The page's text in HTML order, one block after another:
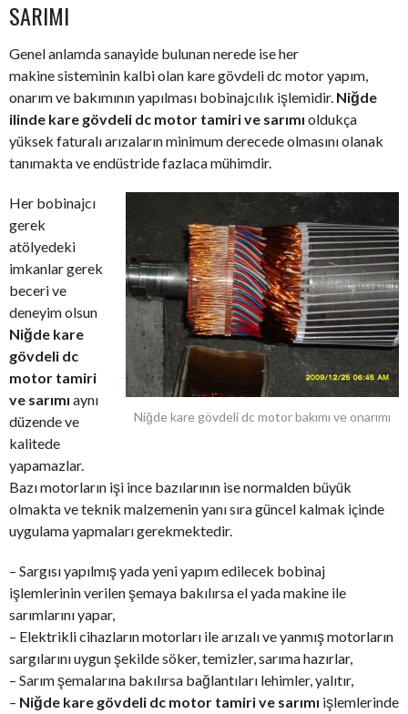
SARIMI
Genel anlamda sanayide bulunan nerede ise her
makine sisteminin kalbi olan kare gövdeli dc motor yapım,
onarım ve bakımının yapılması bobinajcılık işlemidir. Niğde
ilinde kare gövdeli dc motor tamiri ve sarımı oldukça
yüksek faturalı arızaların minimum derecede olmasını olanak
tanımakta ve endüstride fazlaca mühimdir.
Niğde kare gövdeli dc motor bakımı ve onarımı
Her bobinajcı
gerek
atölyedeki
imkanlar gerek
beceri ve
deneyim olsun
Niğde kare
gövdeli dc
motor tamiri
ve sarımı aynı
düzende ve
kalitede
yapamazlar.
Bazı motorların işi ince bazılarının ise normalden büyük
olmakta ve teknik malzemenin yanı sıra güncel kalmak içinde
uygulama yapmaları gerekmektedir.
– Sargısı yapılmış yada yeni yapım edilecek bobinaj
işlemlerinin verilen şemaya bakılırsa el yada makine ile
sarımlarını yapar,
– Elektrikli cihazların motorları ile arızalı ve yanmış motorların
sargılarını uygun şekilde söker, temizler, sarıma hazırlar,
– Sarım şemalarına bakılırsa bağlantıları lehimler, yalıtır,
– Niğde kare gövdeli dc motor tamiri ve sarımı işlemlerinde